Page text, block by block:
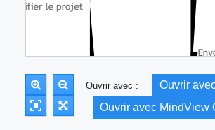
Ouvrir avec :
Ouvrir
Ouvrir avec MindView